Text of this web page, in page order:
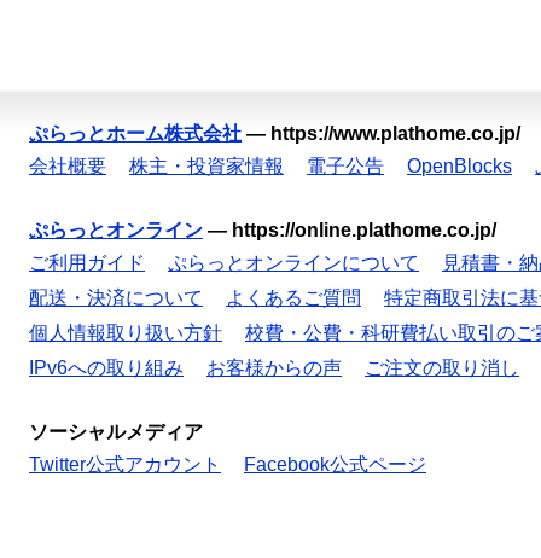
ぷらっとホーム株式会社 — https://www.plathome.co.jp/
会社概要
株主・投資家情報 電子公告 OpenBlocks
ぷらっとオンライン — https://online.plathome.co.jp/
ご利用ガイド
ぷらっとオンラインについて
見積書・
配送・決済について
よくあるご質問
特定商取引法に
個人情報取り扱い方針
校費・公費・科研費払い取引のご
IPv6への取り組み
お客様からの声 ご注文の取り消し
ソーシャルメディア
Twitter公式アカウント
Facebook公式ページ